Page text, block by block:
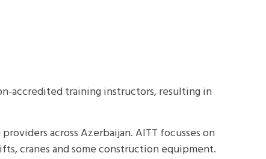
accredited training instructors, resulting in
across Azerbaijan. AITT focusses on
cranes and some construction equipment.